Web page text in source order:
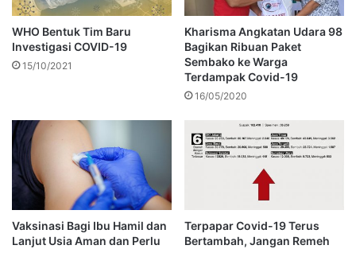
WHO Bentuk Tim Baru
Investigasi COVID-19
15/10/2021
Kharisma Angkatan Udara 98
Bagikan Ribuan Paket
Sembako ke Warga
Terdampak Covid-19
16/05/2020
Vaksinasi Bagi Ibu Hamil dan
Lanjut Usia Aman dan Perlu
Terpapar Covid-19 Terus
Bertambah, Jangan Remeh